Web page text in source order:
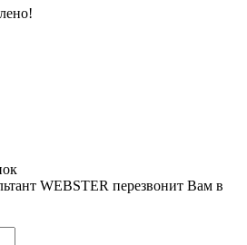
WEBSTER перезвонит Вам в